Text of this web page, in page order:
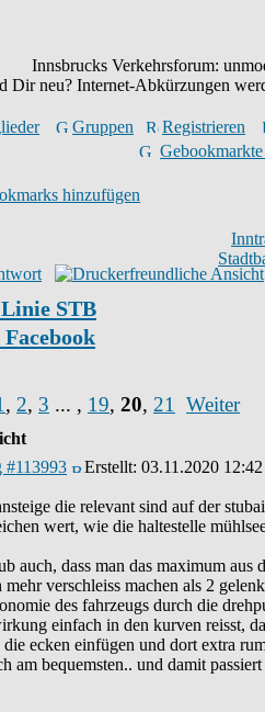
Innsbrucks Verkehrsforum:
Dir neu? Internet-Abkürzungen
Gruppen
Registrieren
hinzufügen
STB
, 2, 3 ... , 19, 20, 21 Weiter
#113993 Erstellt: 03.11.2020 12:42
die relevant sind auf der
wert, wie die haltestelle
auch, dass man das maximum
mehr verschleiss machen als 2
des fahrzeugs durch die
einfach in den kurven reisst,
ecken einfügen und dort extra
am bequemsten.. und damit